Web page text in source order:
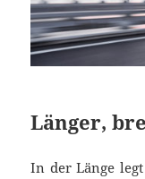
Länger,
In der Länge